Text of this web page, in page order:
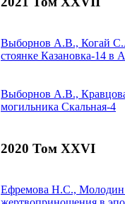
Выборнов А.В., Когай
стоянке Казановка-14 в
Выборнов А.В.,
могильника Скальная-4
2020 Том XXVI
Ефремова Н.С.,